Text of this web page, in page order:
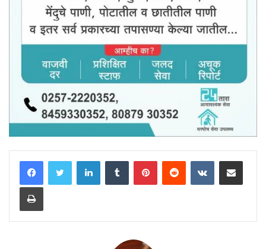
LinkedInTumblr PinterestReddit VKontakteShare via Email
Print